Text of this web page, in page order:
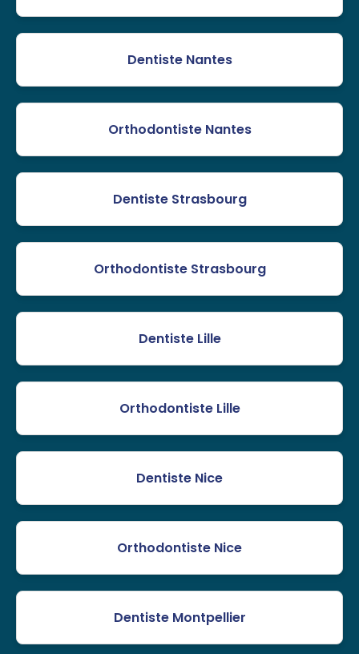
Dentiste Nantes
Orthodontiste Nantes
Dentiste Strasbourg
Orthodontiste Strasbourg
Dentiste Lille
Orthodontiste Lille
Dentiste Nice
Orthodontiste Nice
Dentiste Montpellier